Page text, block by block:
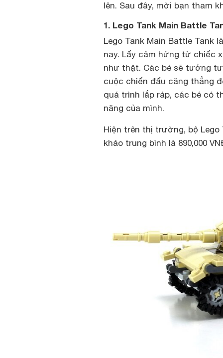
lên. Sau đây, mời bạn tham
1. Lego Tank Main Battle
Lego Tank Main Battle Tank
nay. Lấy cảm hứng từ chiếc
như thật. Các bé sẽ tưởng
cuộc chiến đấu căng thẳng
quá trình lắp ráp, các bé có
năng của mình.
Hiện trên thị trường, bộ
khảo trung bình là 890,000